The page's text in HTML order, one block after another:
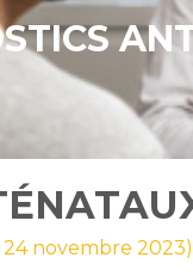
24 novembre 2023)